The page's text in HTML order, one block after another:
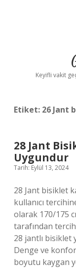
Keyifli vakit
Etiket: 26 Jant
28 Jant
Uygundur
Tarih: Eylül 13, 2024
28 Jant bisiklet
kullanıcı
olarak 170/175
tarafından
28 jantlı
Denge ve
boyutu kaygan